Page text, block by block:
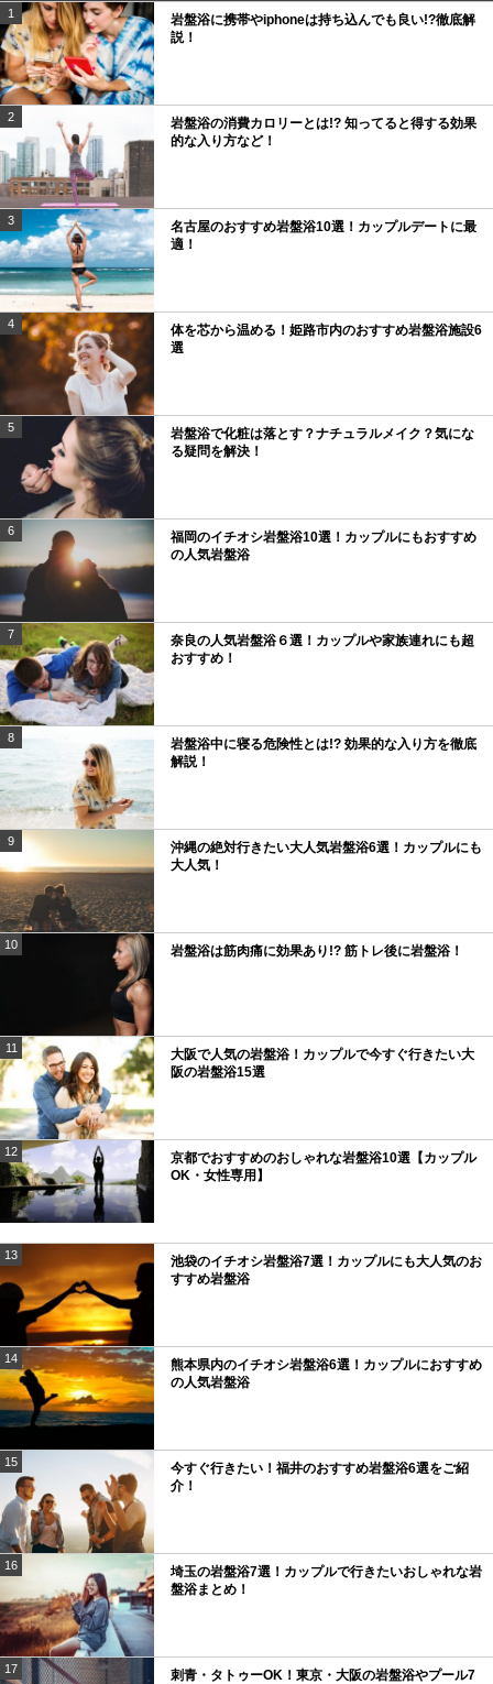
1
岩盤浴に携帯やiphoneは持ち込んでも良い!?徹底解
説！
2
岩盤浴の消費カロリーとは!? 知ってると得する効果
的な入り方など！
3
名古屋のおすすめ岩盤浴10選！カップルデートに最
適！
4
体を芯から温める！姫路市内のおすすめ岩盤浴施設6
選
5
岩盤浴で化粧は落とす？ナチュラルメイク？気にな
る疑問を解決！
6
福岡のイチオシ岩盤浴10選！カップルにもおすすめ
の人気岩盤浴
7
奈良の人気岩盤浴６選！カップルや家族連れにも超
おすすめ！
8
岩盤浴中に寝る危険性とは!? 効果的な入り方を徹底
解説！
9
沖縄の絶対行きたい大人気岩盤浴6選！カップルにも
大人気！
10 岩盤浴は筋肉痛に効果あり!? 筋トレ後に岩盤浴！
11
大阪で人気の岩盤浴！カップルで今すぐ行きたい大
阪の岩盤浴15選
12
京都でおすすめのおしゃれな岩盤浴10選【カップル
OK・女性専用】
13
池袋のイチオシ岩盤浴7選！カップルにも大人気のお
すすめ岩盤浴
14
熊本県内のイチオシ岩盤浴6選！カップルにおすすめ
の人気岩盤浴
15
今すぐ行きたい！福井のおすすめ岩盤浴6選をご紹
介！
16
埼玉の岩盤浴7選！カップルで行きたいおしゃれな岩
盤浴まとめ！
17
刺青・タトゥーOK！東京・大阪の岩盤浴やプール7